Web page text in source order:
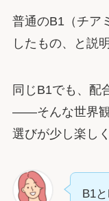
普通のB1（チア
したもの、と説
同じB1でも、配
――そんな世界観
選びが少し楽し
B1